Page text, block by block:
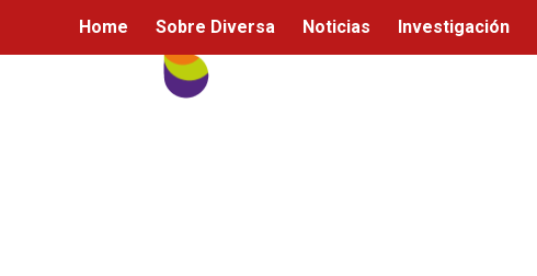
Home Sobre Diversa Noticias Investigación